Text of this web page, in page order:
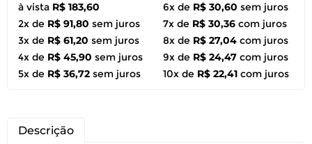
à vista R$ 183,60
2x de R$ 91,80 sem juros
3x de R$ 61,20 sem juros
4x de R$ 45,90 sem juros
5x de R$ 36,72 sem juros
6x de R$ 30,60 sem juros
7x de R$ 30,36 com juros
8x de R$ 27,04 com juros
9x de R$ 24,47 com juros
10x de R$ 22,41 com juros
Descrição